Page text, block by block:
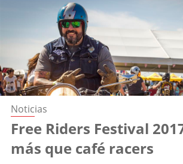
Noticias
Free Riders Festival
más que café racers